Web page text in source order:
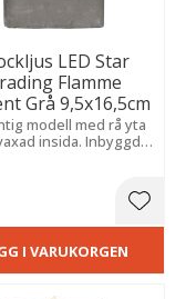
LED Star
Flamme
Grå 9,5x16,5cm
modell med rå yta
insida. Inbyggd
atmosfär i hela
I VARUKORGEN